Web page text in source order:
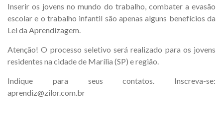
Inserir os jovens no mundo do trabalho, combater a evasão
escolar e o trabalho infantil são apenas alguns benefícios da
Lei da Aprendizagem.
Atenção! O processo seletivo será realizado para os jovens
residentes na cidade de Marília (SP) e região.
Indique para seus contatos. Inscreva-se:
aprendiz@zilor.com.br